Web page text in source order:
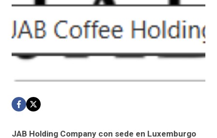
JAB Holding Company con sede en Luxemburgo